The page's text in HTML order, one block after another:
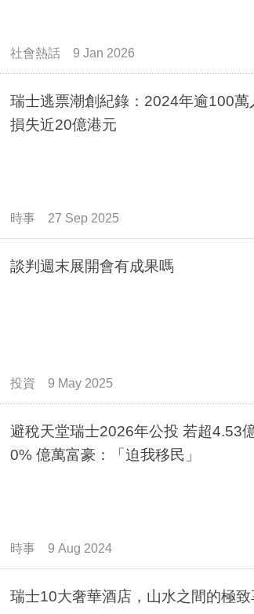
社會熱話 9 Jan 2026
瑞士逃票潮創紀錄：2024年逾100萬
損失近20億港元
時事 27 Sep 2025
談判週末展開會有成果嗎
投資 9 May 2025
避稅天堂瑞士2026年公投 若超4.53
0% 億萬富豪：「迫我移民」
時事 9 Aug 2024
瑞士10大奢華酒店，山水之間的極致